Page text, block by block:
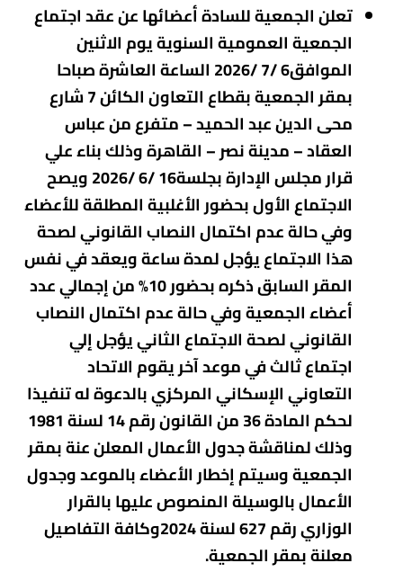
تعلن الجمعية للسادة أعضائها عن عقد اجتماع
الجمعية العمومية السنوية يوم الاثنين
الموافق6 /7 /2026 الساعة العاشرة صباحا
بمقر الجمعية بقطاع التعاون الكائن 7 شارع
محى الدين عبد الحميد – متفرع من عباس
العقاد – مدينة نصر – القاهرة وذلك بناء علي
قرار مجلس الإدارة بجلسة16 /6 /2026 ويصح
الاجتماع الأول بحضور الأغلبية المطلقة للأعضاء
وفي حالة عدم اكتمال النصاب القانوني لصحة
هذا الاجتماع يؤجل لمدة ساعة ويعقد في نفس
المقر السابق ذكره بحضور 10% من إجمالي عدد
أعضاء الجمعية وفي حالة عدم اكتمال النصاب
القانوني لصحة الاجتماع الثاني يؤجل إلي
اجتماع ثالث في موعد آخر يقوم الاتحاد
التعاوني الإسكاني المركزي بالدعوة له تنفيذا
لحكم المادة 36 من القانون رقم 14 لسنة 1981
وذلك لمناقشة جدول الأعمال المعلن عنة بمقر
الجمعية وسيتم إخطار الأعضاء بالموعد وجدول
الأعمال بالوسيلة المنصوص عليها بالقرار
الوزاري رقم 627 لسنة 2024وكافة التفاصيل
معلنة بمقر الجمعية.